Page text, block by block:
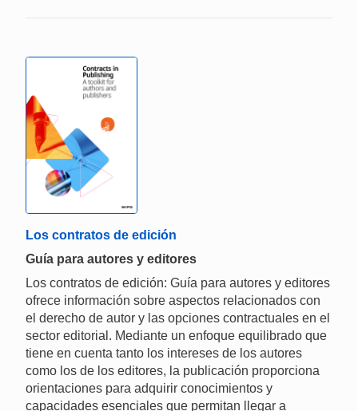
Los contratos de edición
Guía para autores y editores
Los contratos de edición: Guía para autores y editores
ofrece información sobre aspectos relacionados con
el derecho de autor y las opciones contractuales en el
sector editorial. Mediante un enfoque equilibrado que
tiene en cuenta tanto los intereses de los autores
como los de los editores, la publicación proporciona
orientaciones para adquirir conocimientos y
capacidades esenciales que permitan llegar a